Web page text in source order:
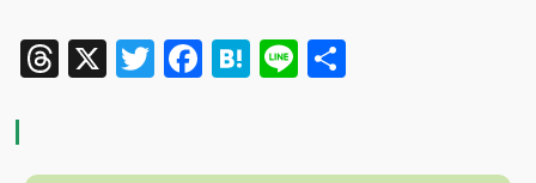
Threads
X TwitterFacebook
Hatena
Line